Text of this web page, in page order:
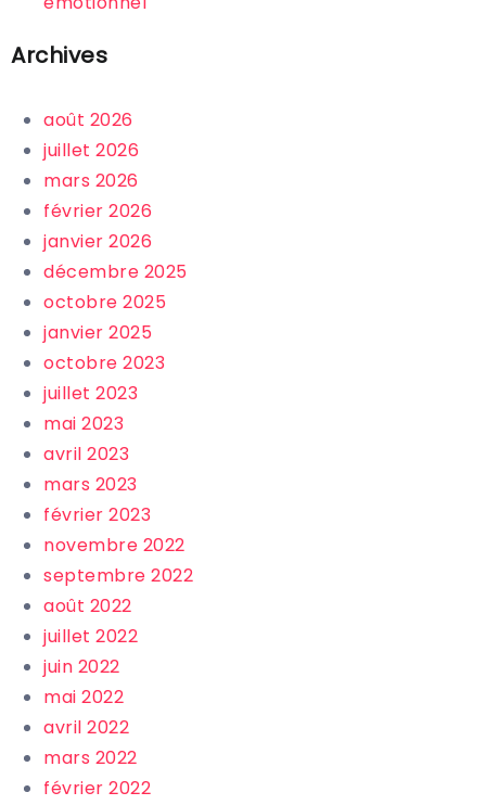
Archives
août 2026
juillet 2026
mars 2026
février 2026
janvier 2026
décembre 2025
octobre 2025
janvier 2025
octobre 2023
juillet 2023
mai 2023
avril 2023
mars 2023
février 2023
novembre 2022
septembre 2022
août 2022
juillet 2022
juin 2022
mai 2022
avril 2022
mars 2022
février 2022